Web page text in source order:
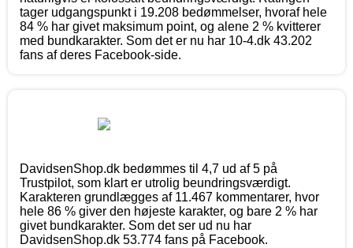
tager udgangspunkt i 19.208 bedømmelser, hvoraf hele
84 % har givet maksimum point, og alene 2 % kvitterer
med bundkarakter. Som det er nu har 10-4.dk 43.202
fans af deres Facebook-side.
DavidsenShop.dk bedømmes til 4,7 ud af 5 på
Trustpilot, som klart er utrolig beundringsværdigt.
Karakteren grundlægges af 11.467 kommentarer, hvor
hele 86 % giver den højeste karakter, og bare 2 % har
givet bundkarakter. Som det ser ud nu har
DavidsenShop.dk 53.774 fans på Facebook.